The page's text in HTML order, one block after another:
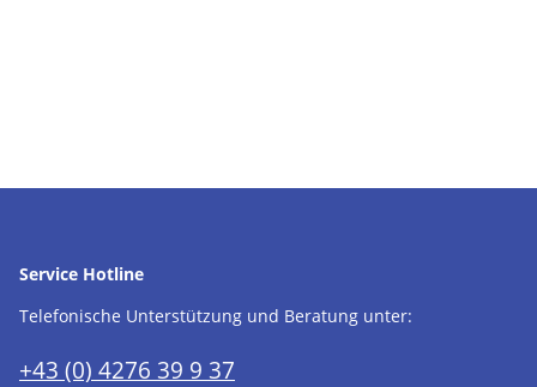
Service Hotline
Telefonische Unterstützung und Beratung unter:
+43 (0) 4276 39 9 37